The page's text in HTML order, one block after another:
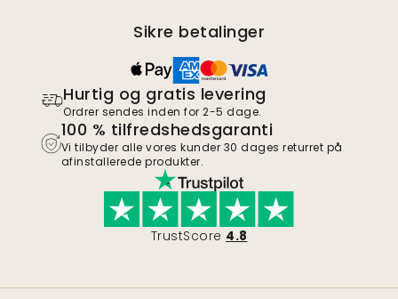
Sikre betalinger
Hurtig og gratis levering
Ordrer sendes inden for 2-5 dage.
100 % tilfredshedsgaranti
Vi tilbyder alle vores kunder 30 dages returret på
afinstallerede produkter.
TrustScore 4.8